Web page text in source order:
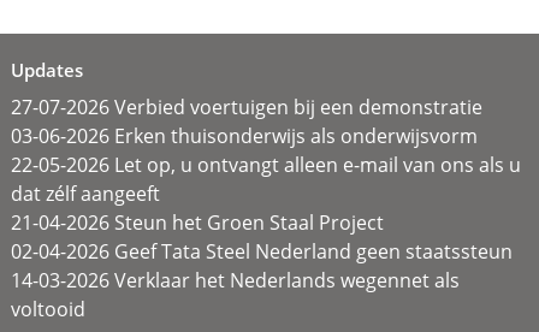
Updates
27-07-2026 Verbied voertuigen bij een demonstratie
03-06-2026 Erken thuisonderwijs als onderwijsvorm
22-05-2026 Let op, u ontvangt alleen e-mail van ons als u
dat zélf aangeeft
21-04-2026 Steun het Groen Staal Project
02-04-2026 Geef Tata Steel Nederland geen staatssteun
14-03-2026 Verklaar het Nederlands wegennet als
voltooid